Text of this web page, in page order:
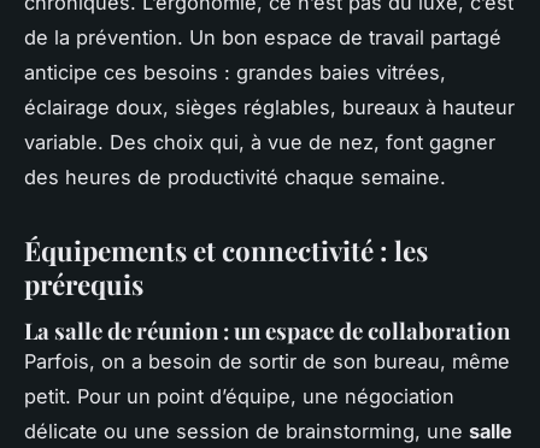
de la prévention. Un bon espace de travail partagé
anticipe ces besoins : grandes baies vitrées,
éclairage doux, sièges réglables, bureaux à hauteur
variable. Des choix qui, à vue de nez, font gagner
des heures de productivité chaque semaine.
Équipements et connectivité : les
prérequis
La salle de réunion : un espace de collaboration
Parfois, on a besoin de sortir de son bureau, même
petit. Pour un point d’équipe, une négociation
délicate ou une session de brainstorming, une salle